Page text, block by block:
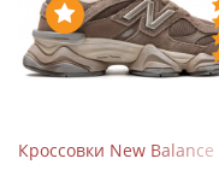
Кроссовки New Balance